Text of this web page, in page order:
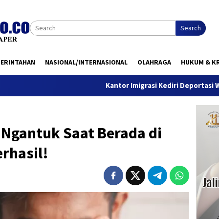
Search
NASIONAL/INTERNASIONAL OLAHRAGA HUKUM &
Kantor Imigrasi Kediri Deportasi WN
Saat Berada di